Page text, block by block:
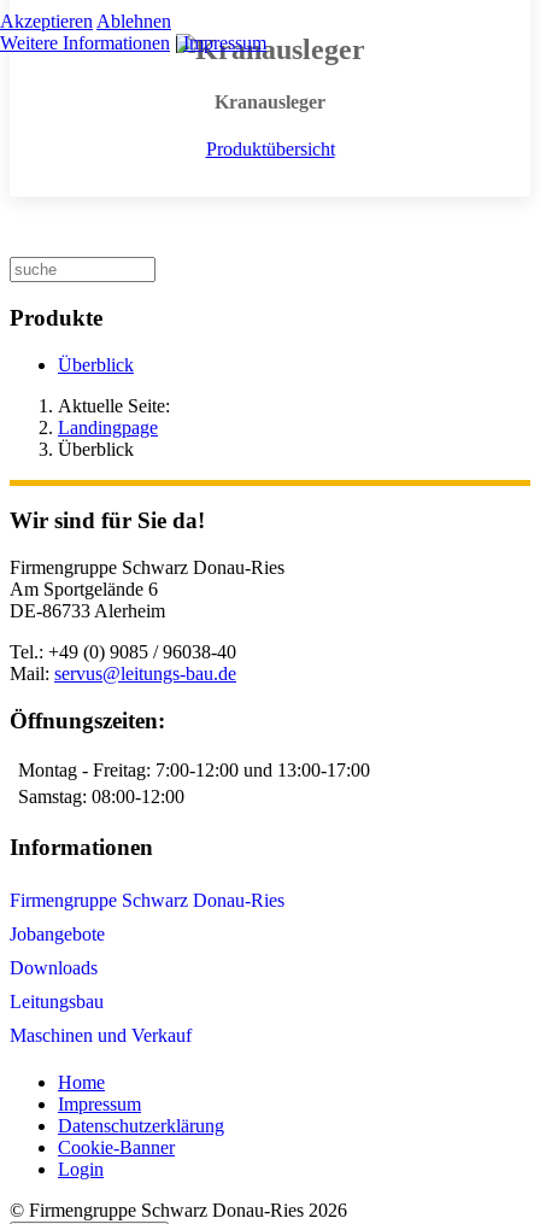
Kranausleger
Produktübersicht
Produkte
Überblick
Aktuelle Seite:
Landingpage
Überblick
Wir sind für Sie da!
Firmengruppe Schwarz Donau-Ries
Am Sportgelände 6
DE-86733 Alerheim
Tel.: +49 (0) 9085 / 96038-40
Mail: servus@leitungs-bau.de
Öffnungszeiten:
Montag - Freitag: 7:00-12:00 und 13:00-17:00
Samstag: 08:00-12:00
Informationen
Firmengruppe Schwarz Donau-Ries
Jobangebote
Downloads
Leitungsbau
Maschinen und Verkauf
Home
Impressum
Datenschutzerklärung
Cookie-Banner
Login
© Firmengruppe Schwarz Donau-Ries 2026
Akzeptieren Ablehnen
Weitere Informationen |Impressum